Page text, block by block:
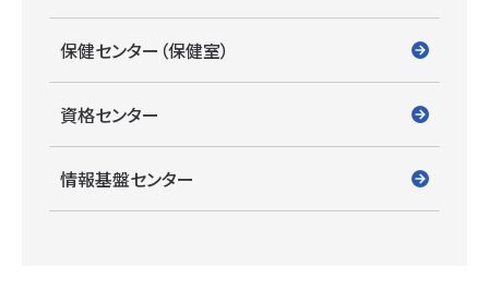
保健センター（保健室）
資格センター
情報基盤センター